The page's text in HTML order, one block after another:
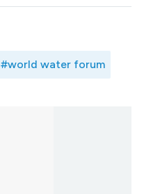
#world water forum